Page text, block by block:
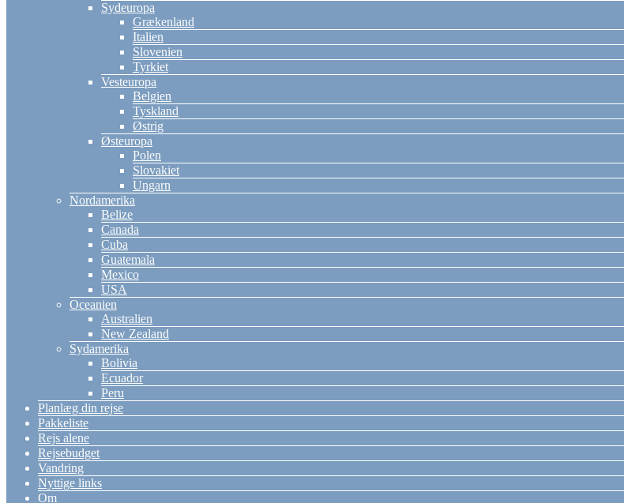
Sydeuropa
Grækenland
Italien
Slovenien
Tyrkiet
Vesteuropa
Belgien
Tyskland
Østrig
Østeuropa
Polen
Slovakiet
Ungarn
Nordamerika
Belize
Canada
Cuba
Guatemala
Mexico
USA
Oceanien
Australien
New Zealand
Sydamerika
Bolivia
Ecuador
Peru
Planlæg din rejse
Pakkeliste
Rejs alene
Rejsebudget
Vandring
Nyttige links
Om